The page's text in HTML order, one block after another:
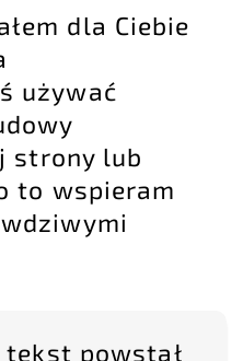
dla Ciebie
używać
strony lub
to wspieram
tekst powstał